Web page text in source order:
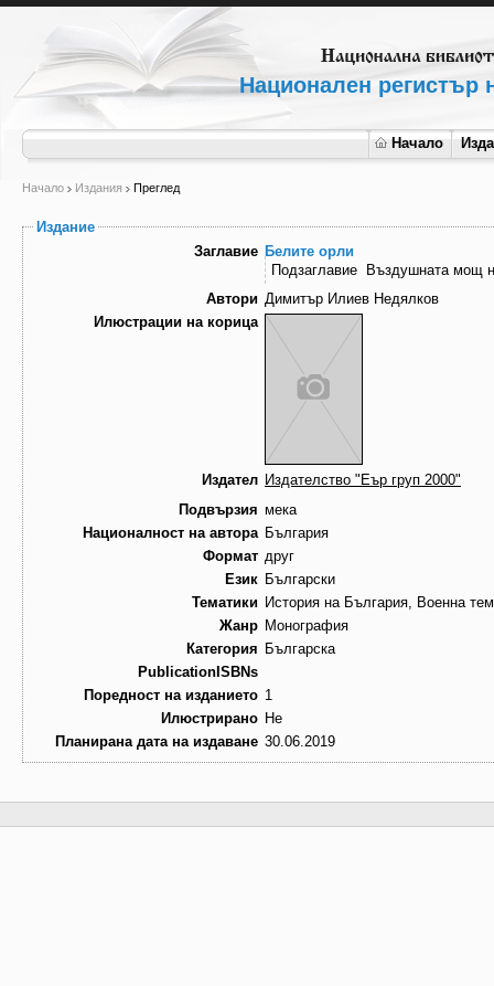
Национален регистър
Начало
Начало Издания Преглед
Издание
Заглавие Белите орли
Подзаглавие
Въздушната мощ
Автори Димитър Илиев Недялков
Илюстрации на корица
Издател Издателство "Еър груп 2000"
Подвързия мека
Националност на автора България
Формат друг
Език Български
Тематики История на България, Военна
Жанр Монография
Категория Българска
PublicationISBNs
Поредност на изданието 1
Илюстрирано Не
Планирана дата на издаване 30.06.2019